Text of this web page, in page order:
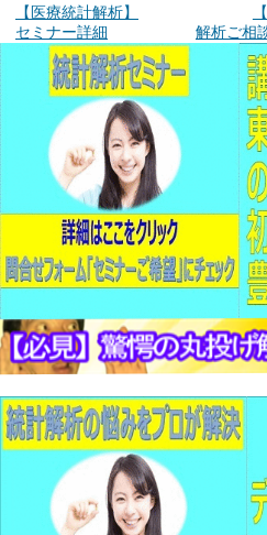
【医療統計解析】
セミナー詳細
解析ご相